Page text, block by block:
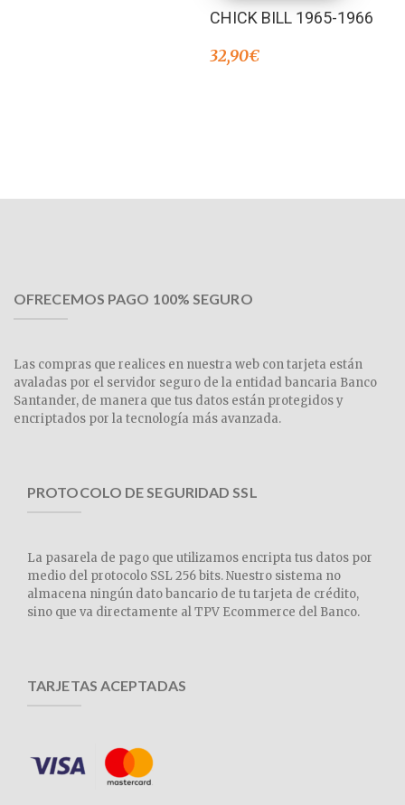
CHICK BILL 1965-1966
32,90€
OFRECEMOS PAGO 100% SEGURO
Las compras que realices en nuestra web con tarjeta están
avaladas por el servidor seguro de la entidad bancaria Banco
Santander, de manera que tus datos están protegidos y
encriptados por la tecnología más avanzada.
PROTOCOLO DE SEGURIDAD SSL
La pasarela de pago que utilizamos encripta tus datos por
medio del protocolo SSL 256 bits. Nuestro sistema no
almacena ningún dato bancario de tu tarjeta de crédito,
sino que va directamente al TPV Ecommerce del Banco.
TARJETAS ACEPTADAS